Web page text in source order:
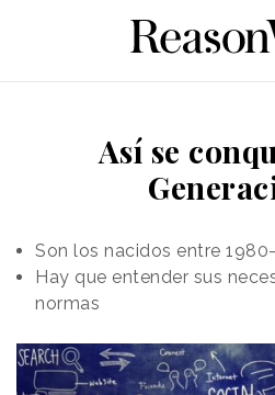
Así se
Son los nacidos entre
Hay que entender sus
normas